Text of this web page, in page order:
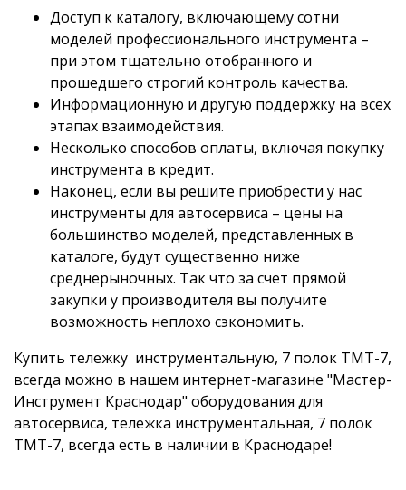
Доступ к каталогу, включающему сотни
моделей профессионального инструмента –
при этом тщательно отобранного и
прошедшего строгий контроль качества.
Информационную и другую поддержку на всех
этапах взаимодействия.
Несколько способов оплаты, включая покупку
инструмента в кредит.
Наконец, если вы решите приобрести у нас
инструменты для автосервиса – цены на
большинство моделей, представленных в
каталоге, будут существенно ниже
среднерыночных. Так что за счет прямой
закупки у производителя вы получите
возможность неплохо сэкономить.
Купить тележку инструментальную, 7 полок ТМТ-7,
всегда можно в нашем интернет-магазине "Мастер-
Инструмент Краснодар" оборудования для
автосервиса, тележка инструментальная, 7 полок
ТМТ-7, всегда есть в наличии в Краснодаре!